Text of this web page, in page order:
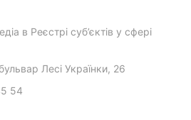
в Реєстрі суб’єктів у сфері
Лесі Українки, 26
54